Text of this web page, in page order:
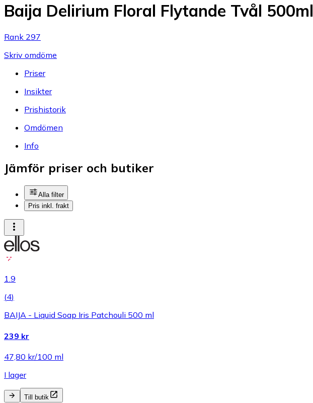
Baija Delirium Floral Flytande Tvål 500ml
Rank 297
Skriv omdöme
Priser
Insikter
Prishistorik
Omdömen
Info
Jämför priser och butiker
Alla filter
Pris inkl. frakt
1.9
(4)
BAIJA - Liquid Soap Iris Patchouli 500 ml
239 kr
47,80 kr/100 ml
I lager
Till butik